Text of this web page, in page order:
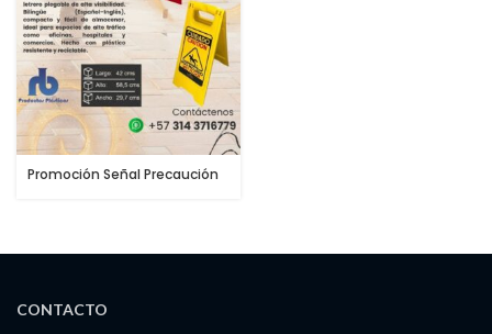
Promoción Señal Precaución
CONTACTO